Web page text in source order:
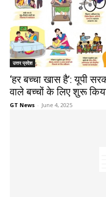
उत्तर प्रदेश
‘हर बच्चा खास है’: यूपी
वाले बच्चों के लिए शुरू
GT News - June 4, 2025